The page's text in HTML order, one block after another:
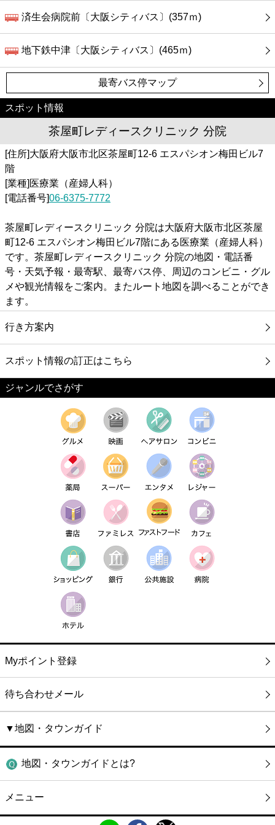
済生会病院前〔大阪シティバス〕(357ｍ)
地下鉄中津〔大阪シティバス〕(465ｍ)
最寄バス停マップ
スポット情報
茶屋町レディースクリニック 分院
[住所]大阪府大阪市北区茶屋町12-6 エスパシオン梅田ビル7
階
[業種]医療業（産婦人科）
[電話番号]06-6375-7772
茶屋町レディースクリニック 分院は大阪府大阪市北区茶屋
町12-6 エスパシオン梅田ビル7階にある医療業（産婦人科）
です。茶屋町レディースクリニック 分院の地図・電話番
号・天気予報・最寄駅、最寄バス停、周辺のコンビニ・グル
メや観光情報をご案内。またルート地図を調べることができ
ます。
行き方案内
スポット情報の訂正はこちら
ジャンルでさがす
Myポイント登録
待ち合わせメール
▼地図・タウンガイド
地図・タウンガイドとは?
メニュー